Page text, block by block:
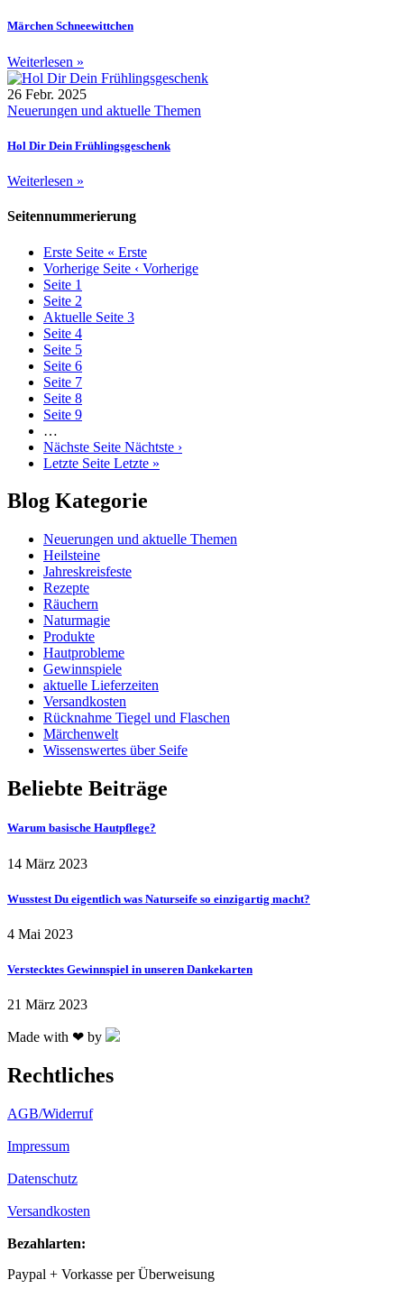
Märchen Schneewittchen
Weiterlesen »
26 Febr. 2025
Neuerungen und aktuelle Themen
Hol Dir Dein Frühlingsgeschenk
Weiterlesen »
Seitennummerierung
Erste Seite « Erste
Vorherige Seite ‹ Vorherige
Seite 1
Seite 2
Aktuelle Seite 3
Seite 4
Seite 5
Seite 6
Seite 7
Seite 8
Seite 9
…
Nächste Seite Nächtste ›
Letzte Seite Letzte »
Blog Kategorie
Neuerungen und aktuelle Themen
Heilsteine
Jahreskreisfeste
Rezepte
Räuchern
Naturmagie
Produkte
Hautprobleme
Gewinnspiele
aktuelle Lieferzeiten
Versandkosten
Rücknahme Tiegel und Flaschen
Märchenwelt
Wissenswertes über Seife
Beliebte Beiträge
Warum basische Hautpflege?
14 März 2023
Wusstest Du eigentlich was Naturseife so einzigartig macht?
4 Mai 2023
Verstecktes Gewinnspiel in unseren Dankekarten
21 März 2023
Made with ❤ by
Rechtliches
AGB/Widerruf
Impressum
Datenschutz
Versandkosten
Bezahlarten:
Paypal + Vorkasse per Überweisung